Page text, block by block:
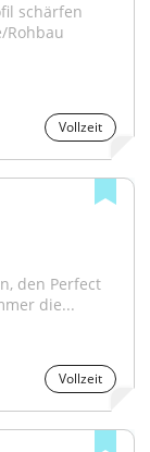
schärfen
Rohbau
Vollzeit
den Perfect
die...
Vollzeit